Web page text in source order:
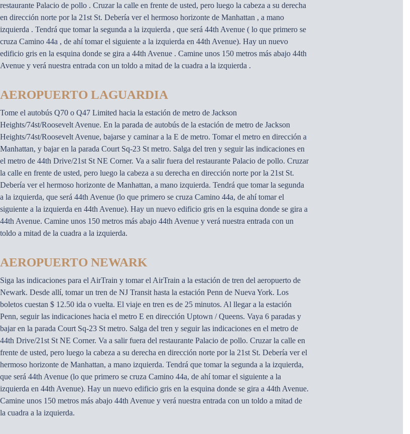
restaurante Palacio de pollo . Cruzar la calle en frente de usted, pero luego la cabeza a su derecha
en dirección norte por la 21st St. Debería ver el hermoso horizonte de Manhattan , a mano
izquierda . Tendrá que tomar la segunda a la izquierda , que será 44th Avenue ( lo que primero se
cruza Camino 44a , de ahí tomar el siguiente a la izquierda en 44th Avenue). Hay un nuevo
edificio gris en la esquina donde se gira a 44th Avenue . Camine unos 150 metros más abajo 44th
Avenue y verá nuestra entrada con un toldo a mitad de la cuadra a la izquierda .
AEROPUERTO LAGUARDIA
Tome el autobús Q70 o Q47 Limited hacia la estación de metro de Jackson
Heights/74st/Roosevelt Avenue. En la parada de autobús de la estación de metro de Jackson
Heights/74st/Roosevelt Avenue, bajarse y caminar a la E de metro. Tomar el metro en dirección a
Manhattan, y bajar en la parada Court Sq-23 St metro. Salga del tren y seguir las indicaciones en
el metro de 44th Drive/21st St NE Corner. Va a salir fuera del restaurante Palacio de pollo. Cruzar
la calle en frente de usted, pero luego la cabeza a su derecha en dirección norte por la 21st St.
Debería ver el hermoso horizonte de Manhattan, a mano izquierda. Tendrá que tomar la segunda
a la izquierda, que será 44th Avenue (lo que primero se cruza Camino 44a, de ahí tomar el
siguiente a la izquierda en 44th Avenue). Hay un nuevo edificio gris en la esquina donde se gira a
44th Avenue. Camine unos 150 metros más abajo 44th Avenue y verá nuestra entrada con un
toldo a mitad de la cuadra a la izquierda.
AEROPUERTO NEWARK
Siga las indicaciones para el AirTrain y tomar el AirTrain a la estación de tren del aeropuerto de
Newark. Desde allí, tomar un tren de NJ Transit hasta la estación Penn de Nueva York. Los
boletos cuestan $ 12.50 ida o vuelta. El viaje en tren es de 25 minutos. Al llegar a la estación
Penn, seguir las indicaciones hacia el metro E en dirección Uptown / Queens. Vaya 6 paradas y
bajar en la parada Court Sq-23 St metro. Salga del tren y seguir las indicaciones en el metro de
44th Drive/21st St NE Corner. Va a salir fuera del restaurante Palacio de pollo. Cruzar la calle en
frente de usted, pero luego la cabeza a su derecha en dirección norte por la 21st St. Debería ver el
hermoso horizonte de Manhattan, a mano izquierda. Tendrá que tomar la segunda a la izquierda,
que será 44th Avenue (lo que primero se cruza Camino 44a, de ahí tomar el siguiente a la
izquierda en 44th Avenue). Hay un nuevo edificio gris en la esquina donde se gira a 44th Avenue.
Camine unos 150 metros más abajo 44th Avenue y verá nuestra entrada con un toldo a mitad de
la cuadra a la izquierda.